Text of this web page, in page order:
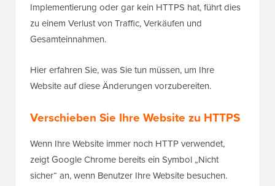
Implementierung oder gar kein HTTPS hat, führt dies
zu einem Verlust von Traffic, Verkäufen und
Gesamteinnahmen.
Hier erfahren Sie, was Sie tun müssen, um Ihre
Website auf diese Änderungen vorzubereiten.
Verschieben Sie Ihre Website zu HTTPS
Wenn Ihre Website immer noch HTTP verwendet,
zeigt Google Chrome bereits ein Symbol „Nicht
sicher“ an, wenn Benutzer Ihre Website besuchen.